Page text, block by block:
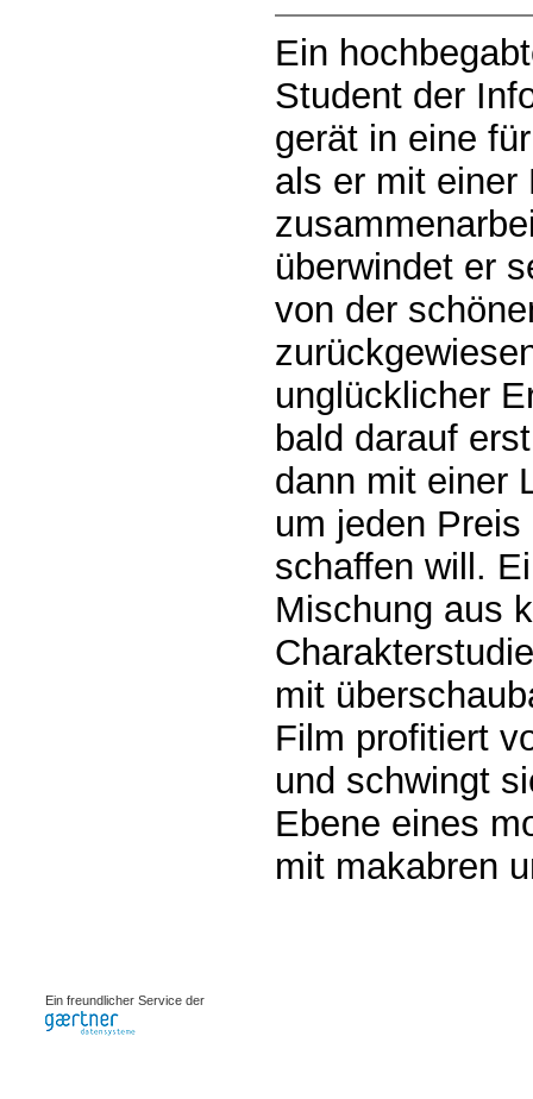
Ein
Student der
gerät in eine
als er mit einer
überwindet er
von der
unglücklicher
bald darauf
dann mit einer
um jeden
schaffen will.
Mischung aus
mit
Film profitiert
und schwingt
Ebene eines
mit makabren
Ein freundlicher Service der